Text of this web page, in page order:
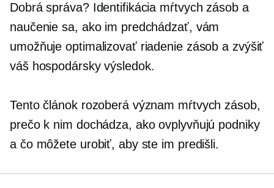
Dobrá správa? Identifikácia mŕtvych zásob a
naučenie sa, ako im predchádzať, vám
umožňuje optimalizovať riadenie zásob a zvýšiť
váš hospodársky výsledok.
Tento článok rozoberá význam mŕtvych zásob,
prečo k nim dochádza, ako ovplyvňujú podniky
a čo môžete urobiť, aby ste im predišli.